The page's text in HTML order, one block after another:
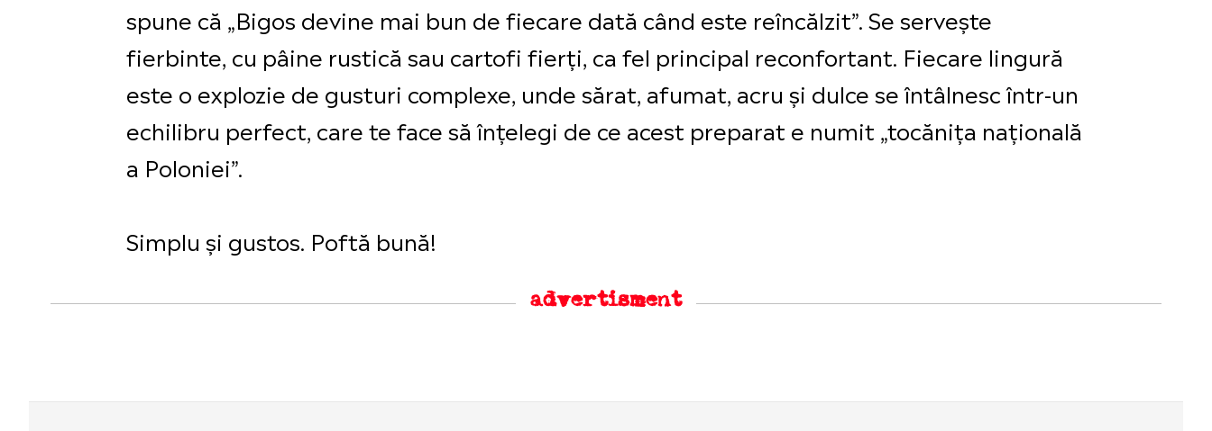
spune că „Bigos devine mai bun de fiecare dată când este reîncălzit”. Se servește
fierbinte, cu pâine rustică sau cartofi fierți, ca fel principal reconfortant. Fiecare lingură
este o explozie de gusturi complexe, unde sărat, afumat, acru și dulce se întâlnesc într-un
echilibru perfect, care te face să înțelegi de ce acest preparat e numit „tocănița națională
a Poloniei”.
Simplu și gustos. Poftă bună!
advertisment